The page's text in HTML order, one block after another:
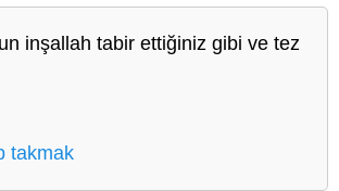
inşallah tabir ettiğiniz gibi ve tez
takmak